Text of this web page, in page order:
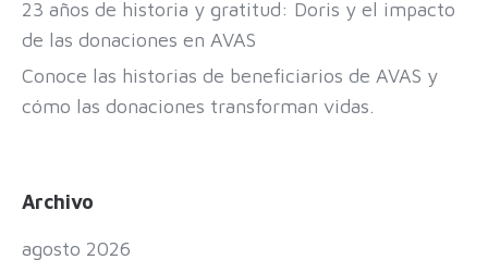
23 años de historia y gratitud: Doris y el impacto
de las donaciones en AVAS
Conoce las historias de beneficiarios de AVAS y
cómo las donaciones transforman vidas.
Archivo
agosto 2026